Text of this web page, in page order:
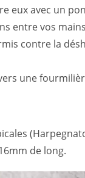
eux avec un
entre vos
contre la
une
de long.